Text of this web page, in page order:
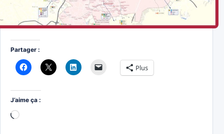
Partager :
Plus
J’aime ça :
Chargement…